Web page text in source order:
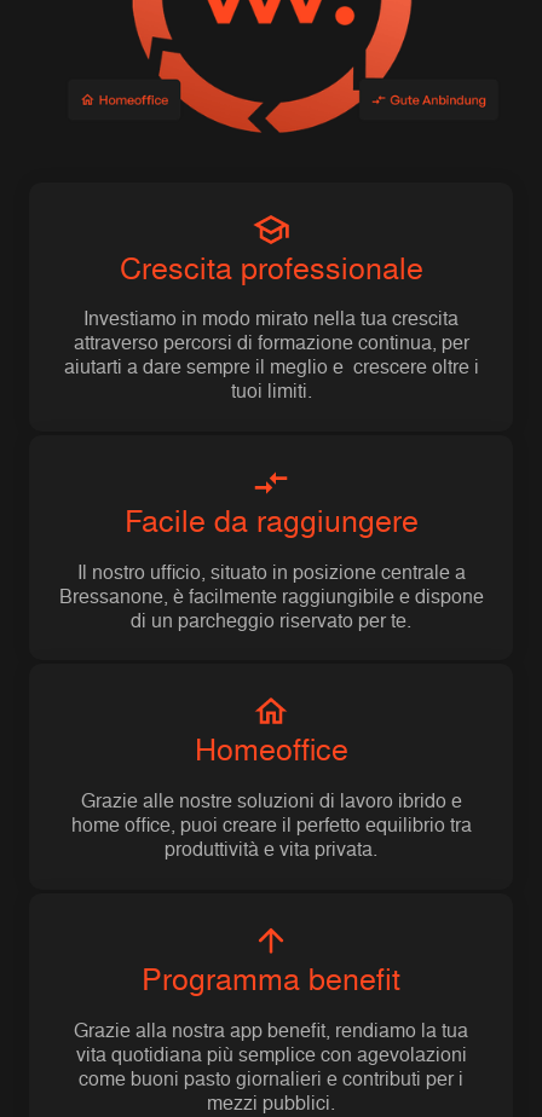
Crescita professionale
Investiamo in modo mirato nella tua crescita
attraverso percorsi di formazione continua, per
aiutarti a dare sempre il meglio e crescere oltre i
tuoi limiti.
Facile da raggiungere
Il nostro ufficio, situato in posizione centrale a
Bressanone, è facilmente raggiungibile e dispone
di un parcheggio riservato per te.
Homeoffice
Grazie alle nostre soluzioni di lavoro ibrido e
home office, puoi creare il perfetto equilibrio tra
produttività e vita privata.
Programma benefit
Grazie alla nostra app benefit, rendiamo la tua
vita quotidiana più semplice con agevolazioni
come buoni pasto giornalieri e contributi per i
mezzi pubblici.